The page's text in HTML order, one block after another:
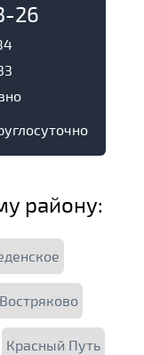
26
району:
Востряково
Красный Путь